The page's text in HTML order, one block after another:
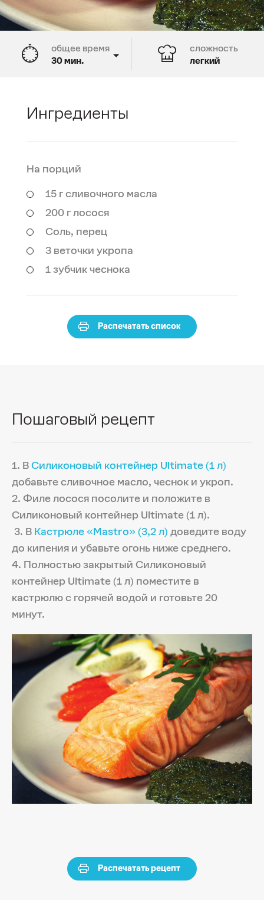
общее время
30 мин.
сложность
легкий
Пошаговый рецепт
1. В Силиконовый контейнер Ultimate (1 л)
добавьте сливочное масло, чеснок и укроп.
2. Филе лосося посолите и положите в
Силиконовый контейнер Ultimate (1 л).
3. В Кастрюле «Mastro» (3,2 л) доведите воду
до кипения и убавьте огонь ниже среднего.
4. Полностью закрытый Силиконовый
контейнер Ultimate (1 л) поместите в
кастрюлю с горячей водой и готовьте 20
минут.
Распечатать рецепт
Ингредиенты
На порций
15 г сливочного масла
200 г лосося
Соль, перец
3 веточки укропа
1 зубчик чеснока
Распечатать список